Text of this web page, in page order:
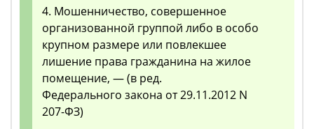
4. Мошенничество, совершенное
организованной группой либо в особо
крупном размере или повлекшее
лишение права гражданина на жилое
помещение, — (в ред.
Федерального закона от 29.11.2012 N
207-ФЗ)